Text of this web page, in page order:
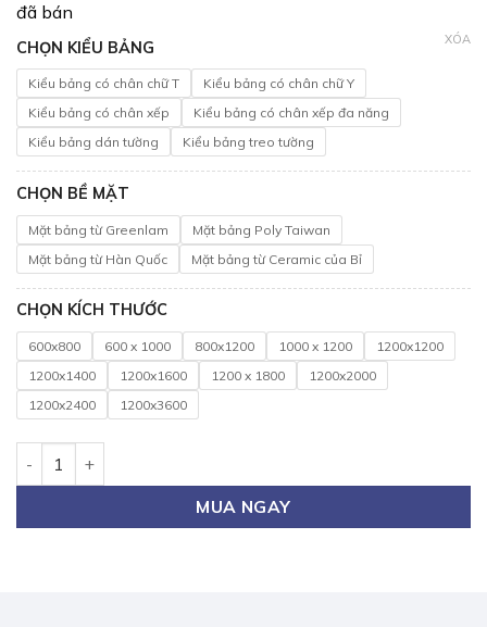
đã bán
CHỌN KIỂU BẢNG
Kiểu bảng có chân chữ T
Kiểu bảng có chân chữ Y
Kiểu bảng có chân xếp
Kiểu bảng có chân xếp đa năng
Kiểu bảng dán tường
Kiểu bảng treo tường
CHỌN BỀ MẶT
Mặt bảng từ Greenlam
Mặt bảng Poly Taiwan
Mặt bảng từ Hàn Quốc
Mặt bảng từ Ceramic của Bỉ
CHỌN KÍCH THƯỚC
600x800 600 x 1000 800x1200 1000 x 1200
1200x1200
1200x1400
1200x1600 1200 x 1800
1200x2000
1200x2400
1200x3600
XÓA
MUA NGAY